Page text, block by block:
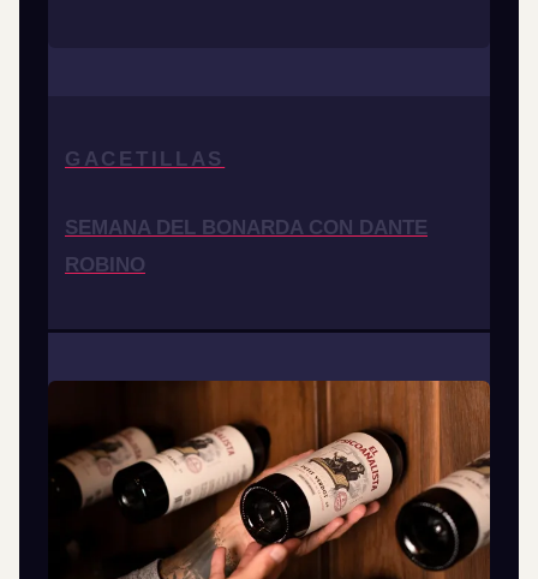
GACETILLAS
SEMANA DEL BONARDA CON DANTE
ROBINO